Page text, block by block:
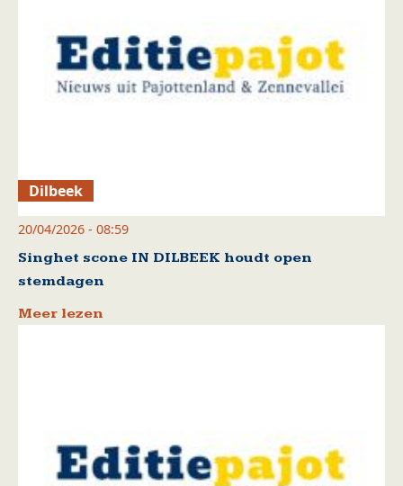
Dilbeek
20/04/2026 - 08:59
Singhet scone IN DILBEEK houdt open
stemdagen
Meer lezen